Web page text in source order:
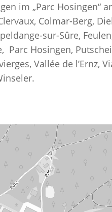
im „Parc Hosingen“
Colmar-Berg,
sur-Sûre,
Parc Hosingen,
Vallée de l’Ernz,